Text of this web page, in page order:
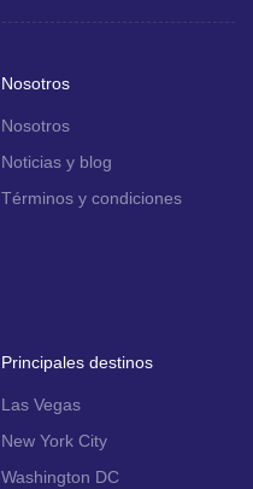
Nosotros
Nosotros
Noticias y blog
Términos y condiciones
Principales destinos
Las Vegas
New York City
Washington DC